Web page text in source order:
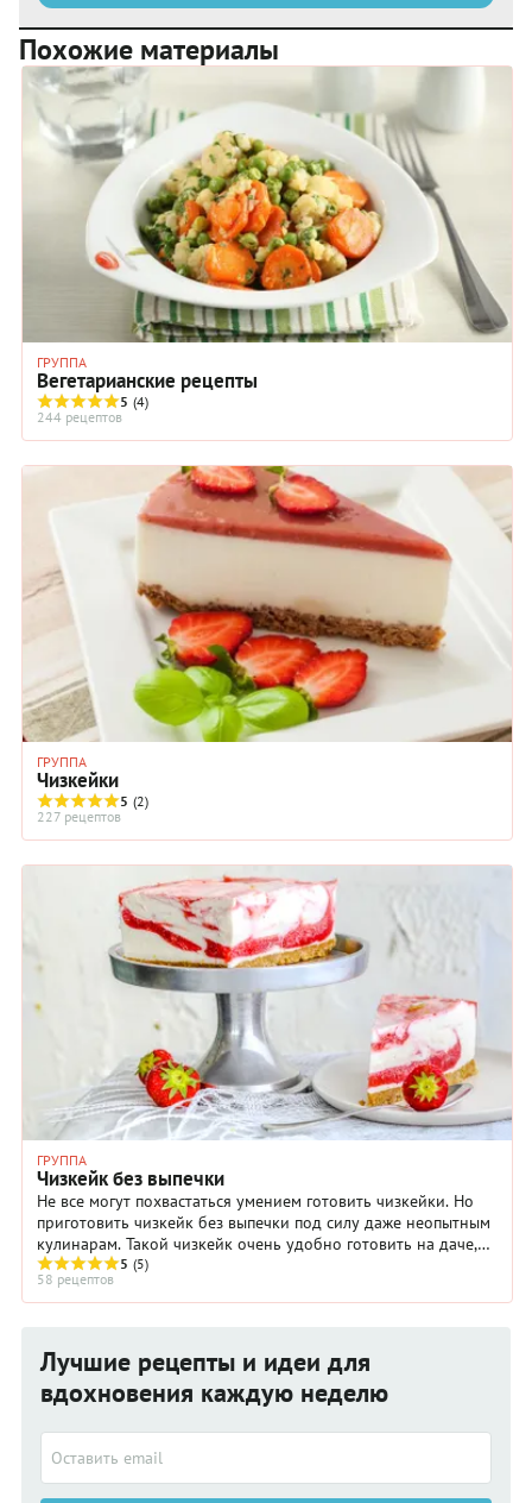
Похожие материалы
ГРУППА
Вегетарианские рецепты
5 (4)
244 рецептов
ГРУППА
Чизкейки
5 (2)
227 рецептов
ГРУППА
Чизкейк без выпечки
Не все могут похвастаться умением готовить чизкейки. Но
приготовить чизкейк без выпечки под силу даже неопытным
кулинарам. Такой чизкейк очень удобно готовить на даче,
когда под рукой нет духовки.
5 (5)
58 рецептов
Лучшие рецепты и идеи для
вдохновения каждую неделю